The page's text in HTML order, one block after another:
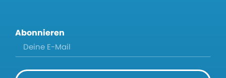
Abonnieren